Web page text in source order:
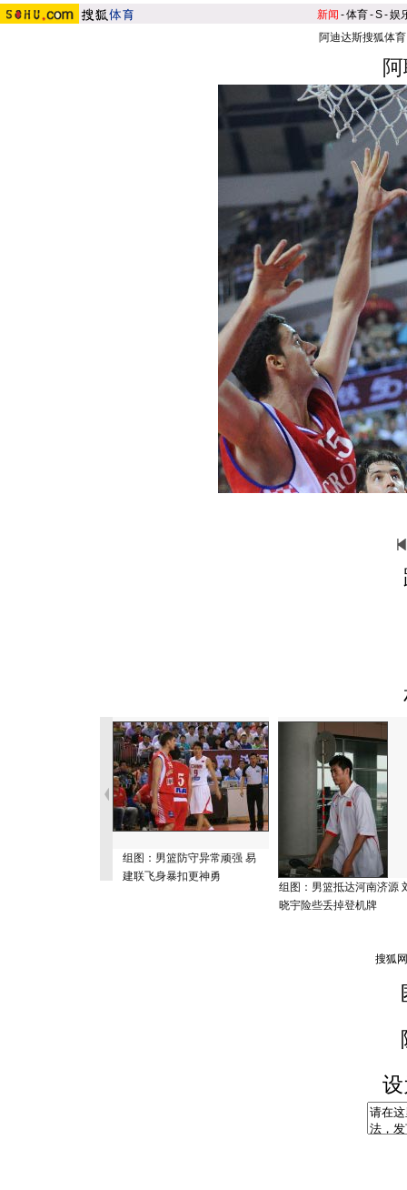
新闻 -体育-S-娱
阿迪达斯搜狐体育
组图：男篮防守异常顽强 易
建联飞身暴扣更神勇
组图：男篮抵达河南济源
晓宇险些丢掉登机牌